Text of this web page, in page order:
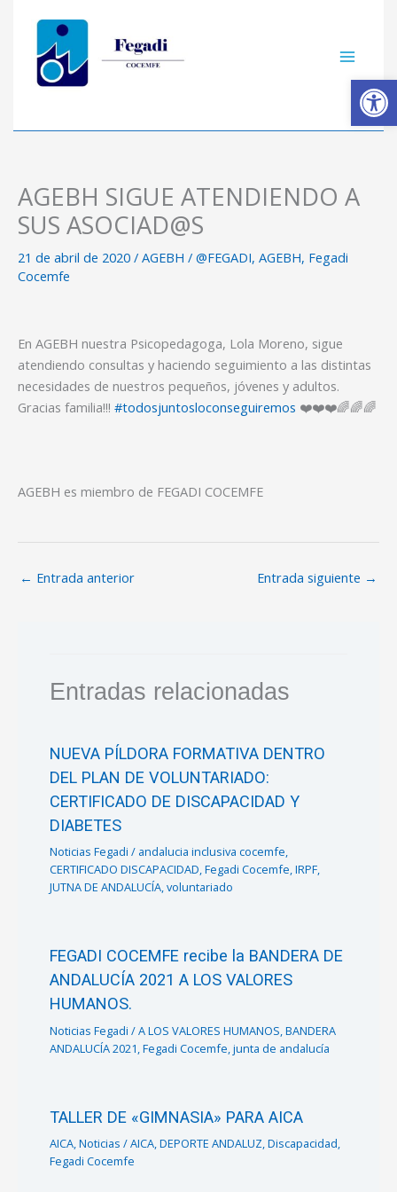
contenido
AGEBH SIGUE ATENDIENDO A
SUS ASOCIAD@S
21 de abril de 2020 / AGEBH / @FEGADI, AGEBH, Fegadi
Cocemfe
En AGEBH nuestra Psicopedagoga, Lola Moreno, sigue
atendiendo consultas y haciendo seguimiento a las distintas
necesidades de nuestros pequeños, jóvenes y adultos.
Gracias familia!!! #todosjuntosloconseguiremos ❤️❤️❤️🌈🌈🌈
AGEBH es miembro de FEGADI COCEMFE
← Entrada anterior Entrada siguiente →
Entradas relacionadas
NUEVA PÍLDORA FORMATIVA DENTRO
DEL PLAN DE VOLUNTARIADO:
CERTIFICADO DE DISCAPACIDAD Y
DIABETES
Noticias Fegadi / andalucia inclusiva cocemfe,
CERTIFICADO DISCAPACIDAD,Fegadi Cocemfe,IRPF,
JUTNA DE ANDALUCÍA,voluntariado
FEGADI COCEMFE recibe la BANDERA DE
ANDALUCÍA 2021 A LOS VALORES
HUMANOS.
Noticias Fegadi /A LOS VALORES HUMANOS,BANDERA
ANDALUCÍA 2021,Fegadi Cocemfe,junta de andalucía
TALLER DE «GIMNASIA» PARA AICA
AICA,Noticias /AICA,DEPORTE ANDALUZ,Discapacidad,
Fegadi Cocemfe
a